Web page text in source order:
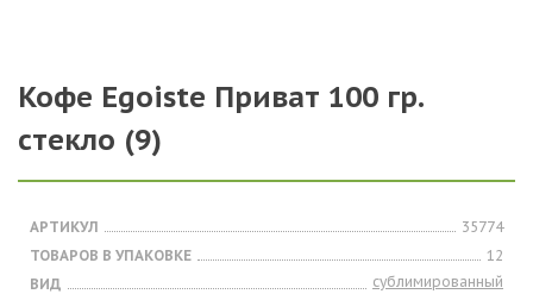
Кофе Egoiste Приват 100 гр.
стекло (9)
АРТИКУЛ
35774
ТОВАРОВ В УПАКОВКЕ
12
ВИД
сублимированный